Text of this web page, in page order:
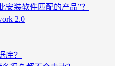
安装软件匹配的产品”？
2.0
库？